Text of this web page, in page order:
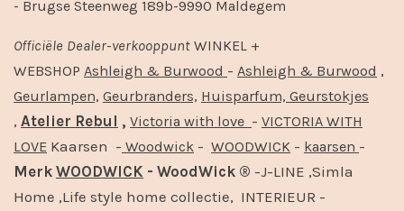
- Brugse Steenweg 189b-9990 Maldegem
Officiële Dealer-verkooppunt WINKEL +
WEBSHOP Ashleigh & Burwood - Ashleigh & Burwood ,
Geurlampen, Geurbranders, Huisparfum, Geurstokjes
, Atelier Rebul , Victoria with love - VICTORIA WITH
LOVE Kaarsen - Woodwick - WOODWICK - kaarsen -
Merk WOODWICK - WoodWick ® -J-LINE ,Simla
Home ,Life style home collectie, INTERIEUR -